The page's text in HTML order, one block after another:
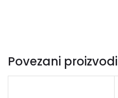
Povezani proizvodi